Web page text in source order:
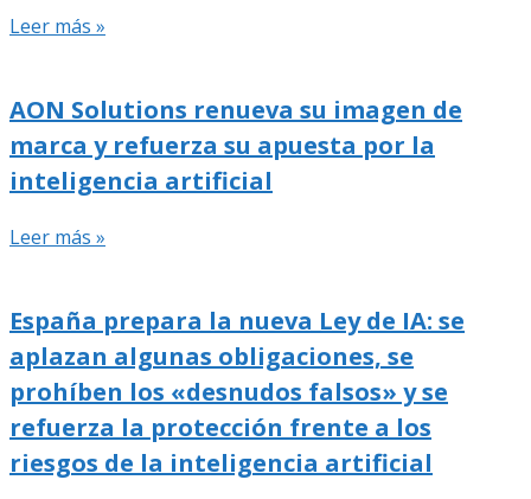
Leer más »
AON Solutions renueva su imagen de
marca y refuerza su apuesta por la
inteligencia artificial
Leer más »
España prepara la nueva Ley de IA: se
aplazan algunas obligaciones, se
prohíben los «desnudos falsos» y se
refuerza la protección frente a los
riesgos de la inteligencia artificial